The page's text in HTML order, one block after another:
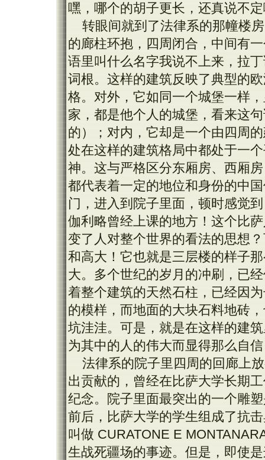
嘿，哪个的胡子更长，还真说不
转眼间就到了法律系的那幢楼
的廊柱环抱，四周闭合，中间有
语里叫什么名字我说不上来，拉
词根。这样的建筑反映了典型
格。对外，它如同一个城堡一样
家，都是他个人的城堡，看来这
的）；对内，它却是一个由四周
处在这样的建筑格局中都处于一
神。这与严格区分东厢房、西厢
都代表着一定的地位和身份的中
门，进入到院子里面，顿时感觉
伽利略曾经上课的地方！这个比
变了人对整个世界的看法的思想
和高大！它也就是三层楼的样子
大。多个世纪的岁月的冲刷，已
着整个建筑的天然石柱，已经因
的模样，而地面的大块石料地砖
坑洼洼。可是，就是在这样的建
为其中的人的伟大而显得那么自
法律系的院子里四周的回廊上
出贡献的，曾经在比萨大学长期
纪念。院子里面最突出的一个雕
前后，比萨大学的学生组成了抗
叫做 CURATONE E
生战死疆场的事迹。但是，即使